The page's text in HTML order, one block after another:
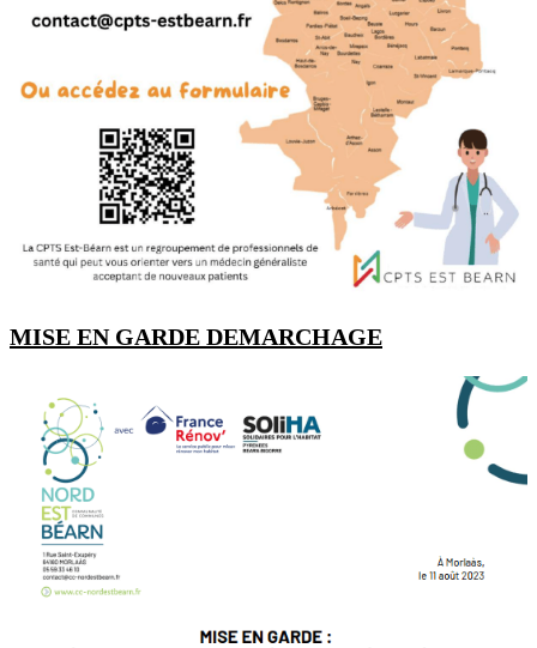
MISE EN GARDE DEMARCHAGE